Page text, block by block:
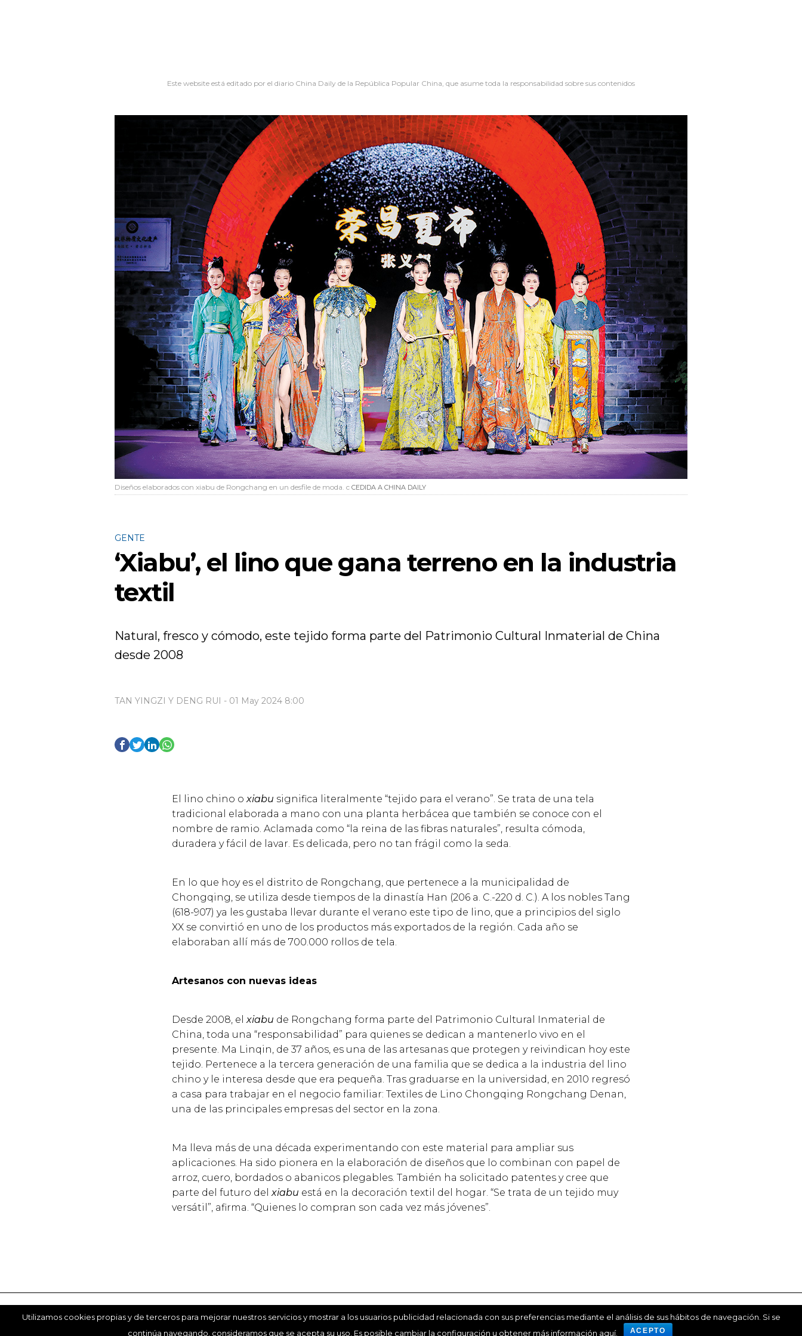
Este website está editado por el diario China Daily de la República Popular China, que asume toda la responsabilidad sobre sus contenidos
Diseños elaborados con xiabu de Rongchang en un desfile de moda. c CEDIDA A CHINA DAILY
GENTE
‘Xiabu’, el lino que gana terreno en la industria
textil
Natural, fresco y cómodo, este tejido forma parte del Patrimonio Cultural Inmaterial de China
desde 2008
TAN YINGZI Y DENG RUI - 01 May 2024 8:00
El lino chino oxiabu significa literalmente “tejido para el verano”. Se trata de una tela
tradicional elaborada a mano con una planta herbácea que también se conoce con el
nombre de ramio. Aclamada como “la reina de las fibras naturales”, resulta cómoda,
duradera y fácil de lavar. Es delicada, pero no tan frágil como la seda.
En lo que hoy es el distrito de Rongchang, que pertenece a la municipalidad de
Chongqing, se utiliza desde tiempos de la dinastía Han (206 a. C.-220 d. C.). A los nobles Tang
(618-907) ya les gustaba llevar durante el verano este tipo de lino, que a principios del siglo
XX se convirtió en uno de los productos más exportados de la región. Cada año se
elaboraban allí más de 700.000 rollos de tela.
Artesanos con nuevas ideas
Desde 2008, elxiabu de Rongchang forma parte del Patrimonio Cultural Inmaterial de
China, toda una “responsabilidad” para quienes se dedican a mantenerlo vivo en el
presente. Ma Linqin, de 37 años, es una de las artesanas que protegen y reivindican hoy este
tejido. Pertenece a la tercera generación de una familia que se dedica a la industria del lino
chino y le interesa desde que era pequeña. Tras graduarse en la universidad, en 2010 regresó
a casa para trabajar en el negocio familiar: Textiles de Lino Chongqing Rongchang Denan,
una de las principales empresas del sector en la zona.
Ma lleva más de una década experimentando con este material para ampliar sus
aplicaciones. Ha sido pionera en la elaboración de diseños que lo combinan con papel de
arroz, cuero, bordados o abanicos plegables. También ha solicitado patentes y cree que
parte del futuro del xiabu está en la decoración textil del hogar. “Se trata de un tejido muy
versátil”, afirma. “Quienes lo compran son cada vez más jóvenes”.
Este website está editado por el diario China Daily de la República Popular China, que asume toda la responsabilidad sobre sus contenidos
©Copyright 2026. Todos los derechos reservados.
Utilizamos cookies propias y de terceros para mejorar nuestros servicios y mostrar a los usuarios publicidad relacionada con sus preferencias mediante el análisis de sus hábitos de navegación. Si se
continúa navegando, consideramos que se acepta su uso. Es posible cambiar la configuración u obtener más información aquí. ACEPTO